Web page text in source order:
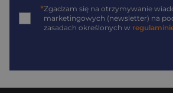
*Zgadzam się na otrzymywanie
marketingowych (newsletter) na
zasadach określonych w